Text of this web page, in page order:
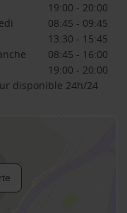
19:00 - 20:00
08:45 - 09:45
13:30 - 15:45
08:45 - 16:00
19:00 - 20:00
disponible 24h/24